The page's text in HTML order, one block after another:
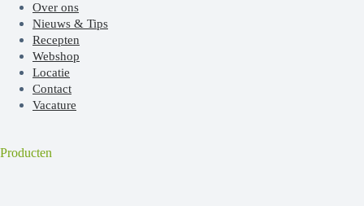
Over ons
Nieuws & Tips
Recepten
Webshop
Locatie
Contact
Vacature
Producten